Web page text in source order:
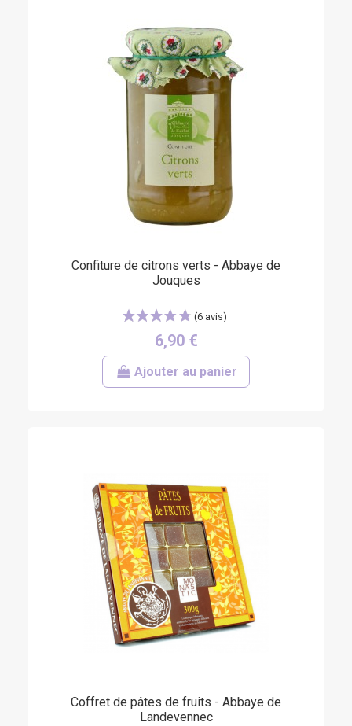
Confiture de citrons verts - Abbaye de
Jouques
6,90 €
Ajouter au panier
Coffret de pâtes de fruits - Abbaye de
Landevennec